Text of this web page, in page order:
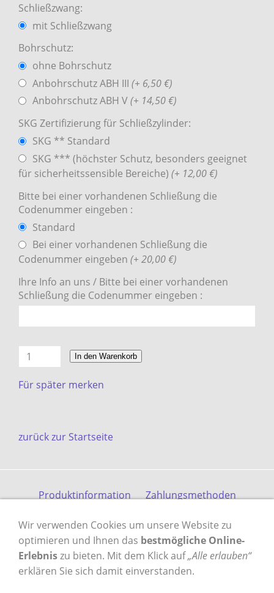
Schließzwang:
mit Schließzwang
Bohrschutz:
ohne Bohrschutz
Anbohrschutz ABH III (+ 6,50 €)
Anbohrschutz ABH V(+ 14,50 €)
SKG Zertifizierung für Schließzylinder:
SKG ** Standard
SKG *** (höchster Schutz, besonders geeignet
für sicherheitssensible Bereiche) (+ 12,00 €)
Bitte bei einer vorhandenen Schließung die
Codenummer eingeben :
Standard
Bei einer vorhandenen Schließung die
Codenummer eingeben (+ 20,00 €)
Ihre Info an uns / Bitte bei einer vorhandenen
Schließung die Codenummer eingeben :
In den Warenkorb
Für später merken
zurück zur Startseite
Produktinformation
Zahlungsmethoden
Datenschutz
Impressum
VERTRAG WIDERRUFEN
Wir verwenden Cookies um unsere Website zu
optimieren und Ihnen das bestmögliche Online-
Erlebniszu bieten. Mit dem Klick auf„Alle erlauben“
erklären Sie sich damit einverstanden.